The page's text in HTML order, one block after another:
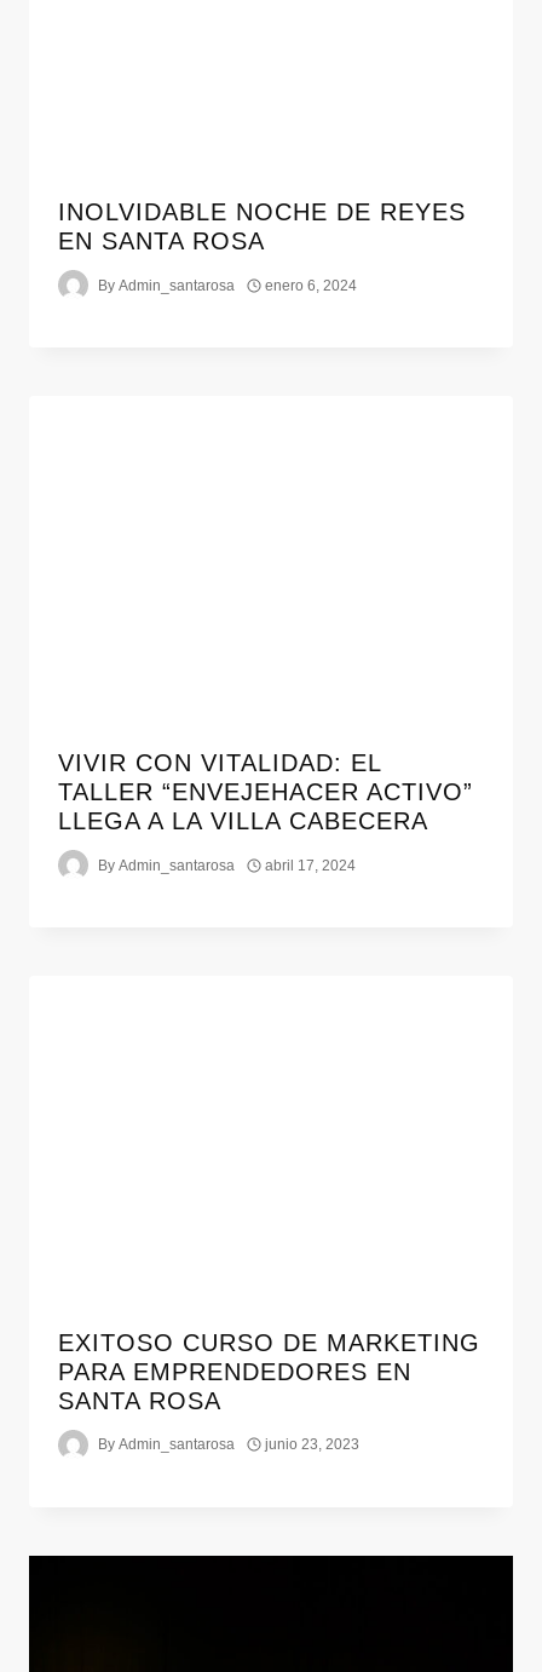
INOLVIDABLE NOCHE DE REYES
EN SANTA ROSA
By Admin_santarosa enero 6, 2024
VIVIR CON VITALIDAD: EL
TALLER “ENVEJEHACER ACTIVO”
LLEGA A LA VILLA CABECERA
By Admin_santarosa abril 17, 2024
EXITOSO CURSO DE MARKETING
PARA EMPRENDEDORES EN
SANTA ROSA
By Admin_santarosa junio 23, 2023